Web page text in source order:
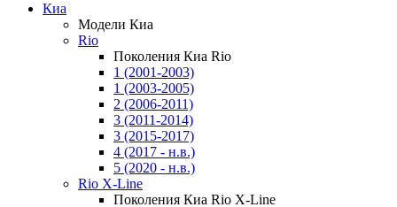
Киа
Модели Киа
Rio
Поколения Киа Rio
1 (2001-2003)
1 (2003-2005)
2 (2006-2011)
3 (2011-2014)
3 (2015-2017)
4 (2017 - н.в.)
5 (2020 - н.в.)
Rio X-Line
Поколения Киа Rio X-Line